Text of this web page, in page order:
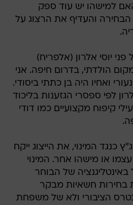
למישהו יש עוד ספק
הבחירה והעדיף את הרצוג על
יוסי אלרון (אלפריח)
הולדתי, בדרום חיפה. אני
ואחיו היה בן כתתי ביסודי.
לפי ספסרי הגזענות בליכוד
קיפוח מקצועיים כמו דודי
כנגד המינוי, את הייצוג ייקח
או מישהו אחר. המינוי
של הבוחר
בחירות חשאיות מבקר
הציבורי ולא של משפחת